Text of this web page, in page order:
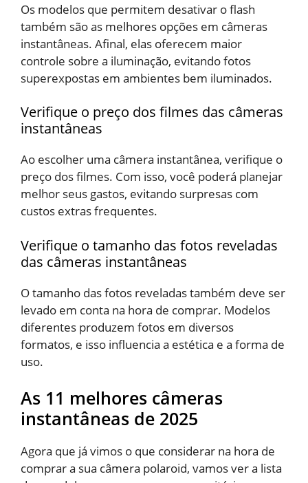
Os modelos que permitem desativar o flash
também são as melhores opções em câmeras
instantâneas. Afinal, elas oferecem maior
controle sobre a iluminação, evitando fotos
superexpostas em ambientes bem iluminados.
Verifique o preço dos filmes das câmeras
instantâneas
Ao escolher uma câmera instantânea, verifique o
preço dos filmes. Com isso, você poderá planejar
melhor seus gastos, evitando surpresas com
custos extras frequentes.
Verifique o tamanho das fotos reveladas
das câmeras instantâneas
O tamanho das fotos reveladas também deve ser
levado em conta na hora de comprar. Modelos
diferentes produzem fotos em diversos
formatos, e isso influencia a estética e a forma de
uso.
As 11 melhores câmeras
instantâneas de 2025
Agora que já vimos o que considerar na hora de
comprar a sua câmera polaroid, vamos ver a lista